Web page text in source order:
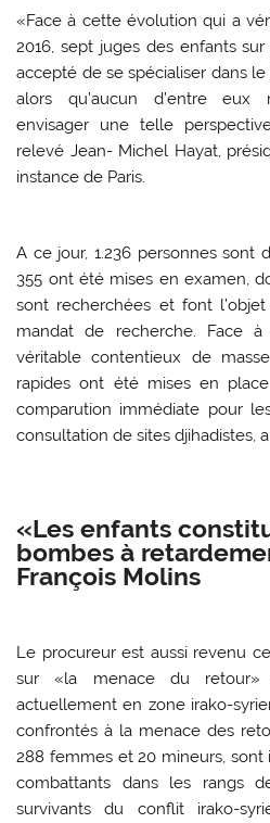
«Face à cette évolution qui a
2016, sept juges des enfants
accepté de se spécialiser dans
alors qu’aucun d’entre eux
envisager une telle
relevé Jean- Michel Hayat,
instance de Paris.
A ce jour, 1.236 personnes sont
355 ont été mises en examen,
sont recherchées et font
mandat de recherche. Face
véritable contentieux de
rapides ont été mises en
comparution immédiate pour
consultation de sites djihadistes,
«Les enfants
bombes à
François Molins
Le procureur est aussi revenu
sur «la menace du retour»
actuellement en zone irako-
confrontés à la menace des
288 femmes et 20 mineurs,
combattants dans les rangs
survivants du conflit irako-